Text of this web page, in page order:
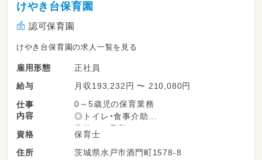
けやき台保育園
認可保育園
けやき台保育園の求人一覧を見る
雇用形態
正社員
給与
月収193,232円 〜 210,080円
仕事
内容
0～5歳児の保育業務
◎トイレ・食事介助
◎遊びの見守り
◎着替えの補助
◎清掃
資格
保育士
住所
茨城県水戸市酒門町1578-8